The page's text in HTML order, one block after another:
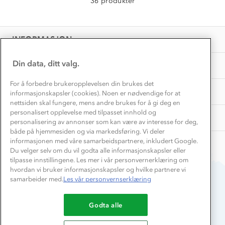
INFORMASJON
Presse
OM OSS
Samarbeide med oss?
TIPS OG RÅD
Store størrelser
Turmat oppskrifter
Beredskap
AKTIVITETER
Få turinspirasjon og tips her⛰
Overnatte utendørs⛺
Leirskole 🥾
Barnehageansatt
Tips til hyttetur
Du betaler enkelt med
Din data, ditt valg.
For å forbedre brukeropplevelsen din brukes det
informasjonskapsler (cookies). Noen er nødvendige for at
nettsiden skal fungere, mens andre brukes for å gi deg en
personalisert opplevelse med tilpasset innhold og
personalisering av annonser som kan være av interesse for deg,
både på hjemmesiden og via markedsføring. Vi deler
informasjonen med våre samarbeidspartnere, inkludert Google.
Du velger selv om du vil godta alle informasjonskapsler eller
tilpasse innstillingene. Les mer i vår personvernerklæring om
hvordan vi bruker informasjonskapsler og hvilke partnere vi
samarbeider med.Les vår personvernserklæring
Godta alle